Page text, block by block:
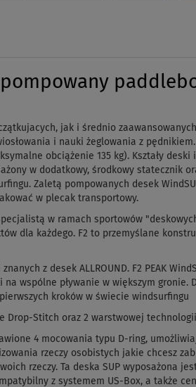
- pompowany
jak i średnio
i nauki żeglowania z
obciążenie 135 kg). Kształy
w dodatkowy, środkowy statecznik
Zaletą pompowanych desek
w plecak transportowy.
w ramach sportowów
dla każdego. F2 to przemyślane
z desek ALLROUND. F2 PEAK
wspólne pływanie w większym
kroków w świecie windsurfingu
Stitch oraz 2 warstwowej technologii
4 mocowania typu D-ring,
rzeczy osobistych jakie chcesz
rzeczy. Ta deska SUP wyposażona
z systemem US-Box, a także